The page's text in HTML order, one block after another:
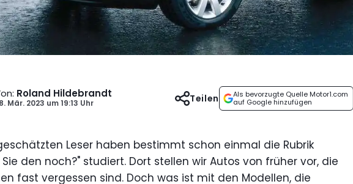
: Roland Hildebrandt
Mär. 2023 um19:13 Uhr
Als bevorzugte Quelle Motor1.com
auf Google hinzufügen
Teilen
Leser haben bestimmt schon einmal die Rubrik
Sie den noch?" studiert. Dort stellen wir Autos von früher vor, die
fast vergessen sind. Doch was ist mit den Modellen, die